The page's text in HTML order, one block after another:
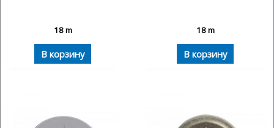
18m
В корзину
18m
В корзину